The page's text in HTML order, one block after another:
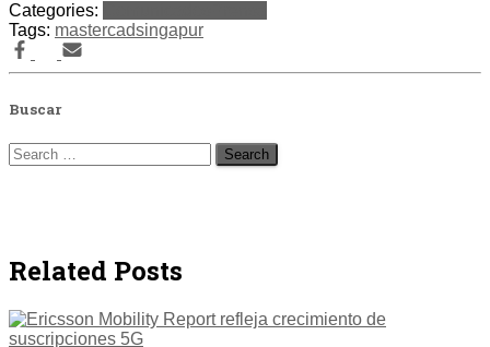
Categories:
Tags: mastercadsingapur
Buscar
Search
for:
Related Posts